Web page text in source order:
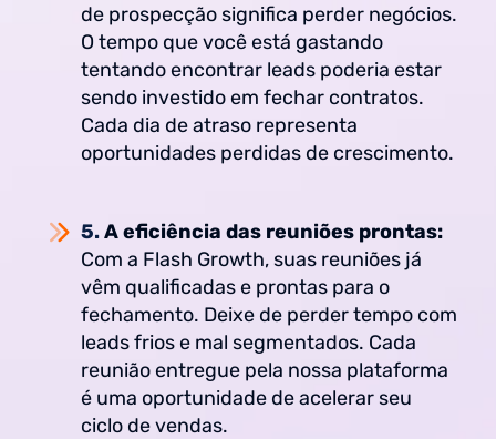
de prospecção significa perder negócios.
O tempo que você está gastando
tentando encontrar leads poderia estar
sendo investido em fechar contratos.
Cada dia de atraso representa
oportunidades perdidas de crescimento.
5.A eficiência das reuniões prontas:
Com a Flash Growth, suas reuniões já
vêm qualificadas e prontas para o
fechamento. Deixe de perder tempo com
leads frios e mal segmentados. Cada
reunião entregue pela nossa plataforma
é uma oportunidade de acelerar seu
ciclo de vendas.